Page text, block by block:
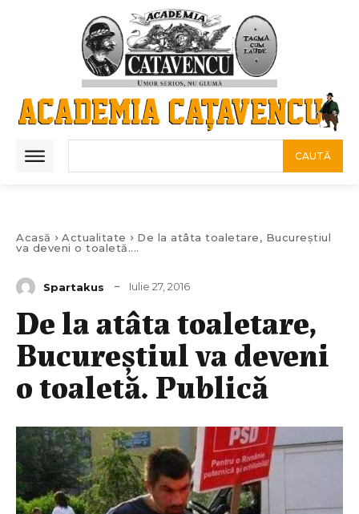
CAUTĂ
Acasă Actualitate
De la atâta toaletare, Bucureștiul
va deveni o toaletă....
Spartakus Iulie 27, 2016
De la atâta toaletare,
Bucureștiul va deveni
o toaletă. Publică